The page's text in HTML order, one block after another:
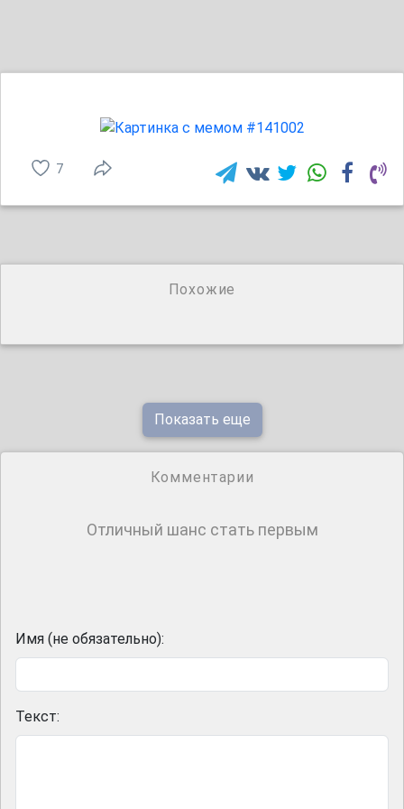
7
Похожие
Показать еще
Комментарии
Отличный шанс стать первым
Имя (не обязательно):
Текст: